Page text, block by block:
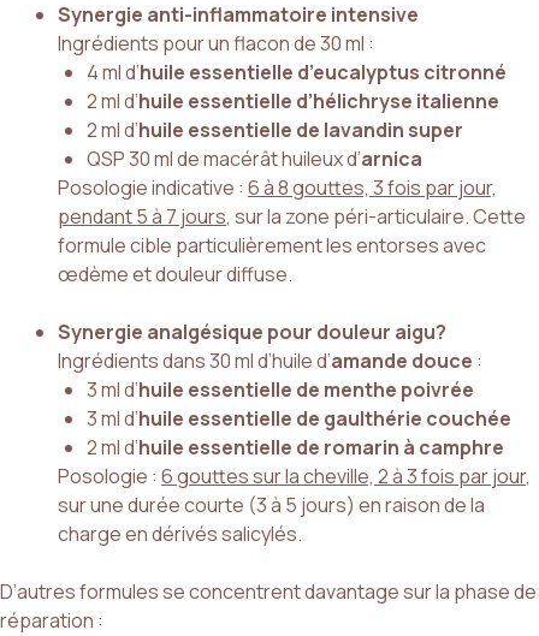
Synergie anti-inflammatoire intensive
Ingrédients pour un flacon de 30 ml :
4 ml d’huile essentielle d’eucalyptus citronné
2 ml d’huile essentielle d’hélichryse italienne
2 ml d’huile essentielle de lavandin super
QSP 30 ml de macérât huileux d’arnica
Posologie indicative : 6 à 8 gouttes, 3 fois par jour,
pendant 5 à 7 jours, sur la zone péri-articulaire. Cette
formule cible particulièrement les entorses avec
œdème et douleur diffuse.
Synergie analgésique pour douleur aigu?
Ingrédients dans 30 ml d’huile d’amande douce :
3 ml d’huile essentielle de menthe poivrée
3 ml d’huile essentielle de gaulthérie couchée
2 ml d’huile essentielle de romarin à camphre
Posologie : 6 gouttes sur la cheville, 2 à 3 fois par jour,
sur une durée courte (3 à 5 jours) en raison de la
charge en dérivés salicylés.
D’autres formules se concentrent davantage sur la phase de
réparation :